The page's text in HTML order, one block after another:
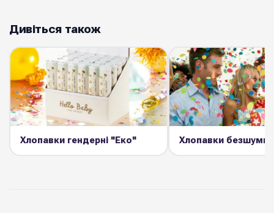
Дивіться також
Хлопавки гендерні "Еко" Хлопавки безшумні